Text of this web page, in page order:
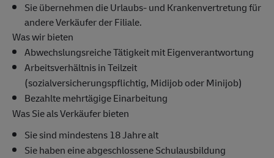
Sie übernehmen die Urlaubs- und Krankenvertretung für
andere Verkäufer der Filiale.
Was wir bieten
Abwechslungsreiche Tätigkeit mit Eigenverantwortung
Arbeitsverhältnis in Teilzeit
(sozialversicherungspflichtig, Midijob oder Minijob)
Bezahlte mehrtägige Einarbeitung
Was Sie als Verkäufer bieten
Sie sind mindestens 18 Jahre alt
Sie haben eine abgeschlossene Schulausbildung